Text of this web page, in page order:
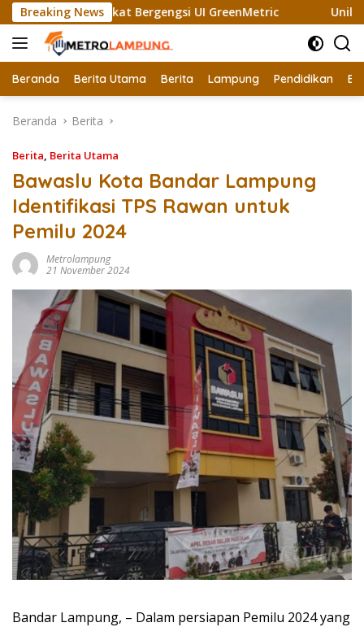
Langsung
ke
konten
Breaking News
Raih Sertifikat Bergengsi UI GreenMetric Unila
Beranda Berita Utama Berita Lampung Pendidikan
Beranda Berita
Berita, Berita Utama
Bawaslu Kota Bandar Lampung
Identifikasi TPS Rawan untuk
Pemilu 2024
Metrolampung
21 November 2024
Bandar Lampung, – Dalam persiapan Pemilu 2024 yang